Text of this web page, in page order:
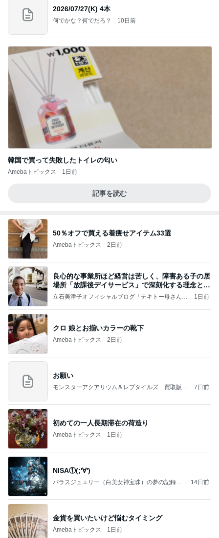
2026/07/27(K) 4本
何でかな？何でだろ？ 10日前
韓国で買って失敗したトイレの匂い
Amebaトピックス 1日前
記事を読む
50％オフで買える着痩せアイテム33選
Amebaトピックス 2日前
良心的な事業所ほど経営は苦しく、障害ある子の居
場所「放課後デイサービス」で深刻化する理念と現
実の
立石美津子オフィシャルブログ「テキトー母さんの
1日前
クロ 娘とお揃いカラーの靴下
Amebaトピックス 2日前
お願い
モンスターアクアリウム＆レプタイルズ 買取販売
7日前
初めての一人長期滞在の荷造り
Amebaトピックス 1日前
NISA①(;'∀')
パラスジュエリー（白美女神宝珠）の夢の記録
14日前
金貨を買いたいけど悩むタイミング
Amebaトピックス 1日前